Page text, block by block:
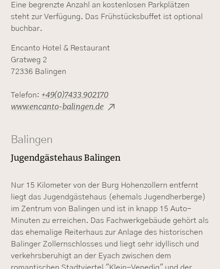
Eine begrenzte Anzahl an kostenlosen Parkplätzen
steht zur Verfügung. Das Frühstücksbuffet ist optional
buchbar.
Encanto Hotel & Restaurant
Gratweg 2
72336 Balingen
Telefon: +49(0)7433.902170
www.encanto-balingen.de
Balingen
Jugendgästehaus Balingen
Nur 15 Kilometer von der Burg Hohenzollern entfernt
liegt das Jugendgästehaus (ehemals Jugendherberge)
im Zentrum von Balingen und ist in knapp 15 Auto-
Minuten zu erreichen. Das Fachwerkgebäude gehört als
das ehemalige Reiterhaus zur Anlage des historischen
Balinger Zollernschlosses und liegt sehr idyllisch und
verkehrsberuhigt an der Eyach zwischen dem